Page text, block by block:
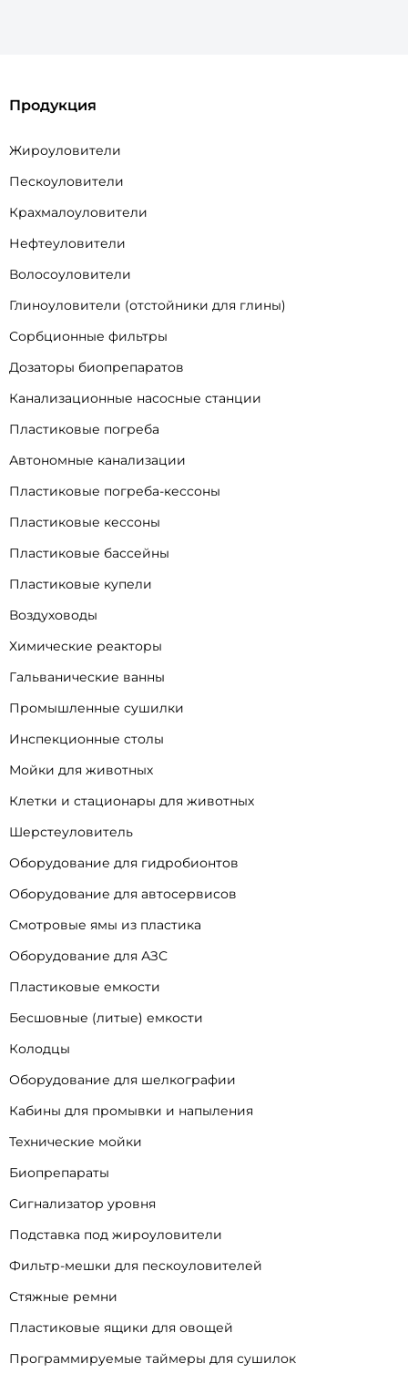
Продукция
Жироуловители
Пескоуловители
Крахмалоуловители
Нефтеуловители
Волосоуловители
Глиноуловители (отстойники для глины)
Сорбционные фильтры
Дозаторы биопрепаратов
Канализационные насосные станции
Пластиковые погреба
Автономные канализации
Пластиковые погреба-кессоны
Пластиковые кессоны
Пластиковые бассейны
Пластиковые купели
Воздуховоды
Химические реакторы
Гальванические ванны
Промышленные сушилки
Инспекционные столы
Мойки для животных
Клетки и стационары для животных
Шерстеуловитель
Оборудование для гидробионтов
Оборудование для автосервисов
Смотровые ямы из пластика
Оборудование для АЗС
Пластиковые емкости
Бесшовные (литые) емкости
Колодцы
Оборудование для шелкографии
Кабины для промывки и напыления
Технические мойки
Биопрепараты
Сигнализатор уровня
Подставка под жироуловители
Фильтр-мешки для пескоуловителей
Стяжные ремни
Пластиковые ящики для овощей
Программируемые таймеры для сушилок